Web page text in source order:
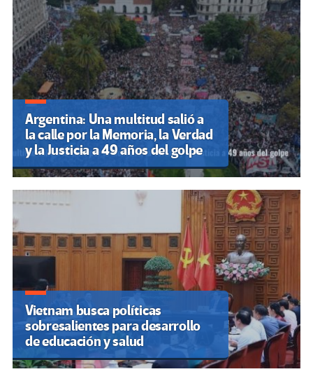
Argentina: Una multitud salió a
la calle por la Memoria, la Verdad
y la Justicia a 49 años del golpe
Vietnam busca políticas
sobresalientes para desarrollo
de educación y salud